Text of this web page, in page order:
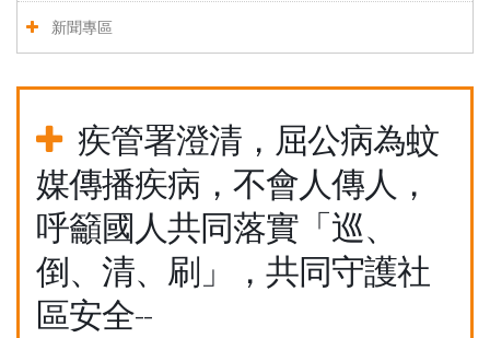
新聞專區
疾管署澄清，屈公病為蚊
媒傳播疾病，不會人傳人，
呼籲國人共同落實「巡、
倒、清、刷」，共同守護社
區安全--